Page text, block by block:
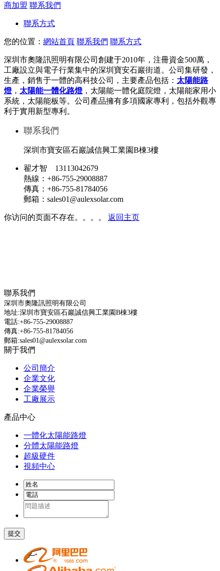
商加盟 聯系我們
聯系方式
您的位置： 網站首頁 聯系我們 聯系方式
深圳市奧隆訊照明有限公司創建于2010年，注冊資金500萬，
工廠設立與電子行業集中的深圳寶安石巖街道。公司集研發，
生產，銷售于一體的高科技公司，主要產品包括： 太陽能路
燈， 太陽能一體化路燈，太陽能一體化庭院燈，太陽能家用小
系統，太陽能板等。公司產品擁有多項國家專利，包括外觀專
利于實用新型專利。
聯系我們
深圳市寶安區石巖誠信興工業園B棟3樓
翟才智 13113042679
熱線：+86-755-29008887
傳真：+86-755-81784056
郵箱：sales01@aulexsolar.com
聯系我們
深圳市奧隆訊照明有限公司
地址:深圳市寶安區石巖誠信興工業園B棟3樓
電話:+86-755-29008887
傳真:+86-755-81784056
郵箱:sales01@aulexsolar.com
關于我們
公司簡介
企業文化
企業榮譽
工廠展示
產品中心
一體化太陽能路燈
分體太陽能路燈
超級硬件
視頻中心